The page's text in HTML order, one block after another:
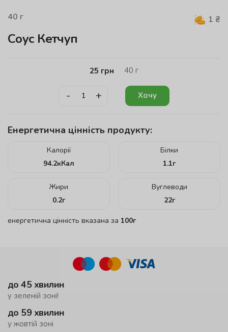
40 г 1 ₴
Соус Кетчуп
25 грн 40 г
- + Хочу
Енергетична цінність продукту:
Калорії
94.2кКал
Білки
1.1г
Жири
0.2г
Вуглеводи
22г
енергетична цінність вказана за 100г
до 45 хвилин
у зеленій зоні!
до 59 хвилин
у жовтій зоні